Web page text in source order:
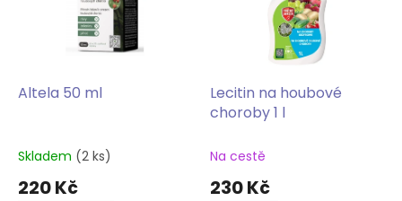
dAltela 50 ml
Skladem (2 ks)
220 Kč
Lecitin na houbové
choroby 1 l
Na cestě
230 Kč